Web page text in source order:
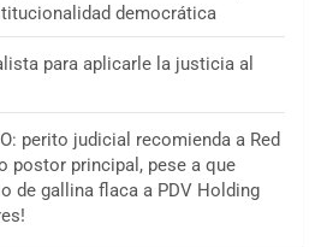
democrática
para aplicarle la justicia al
perito judicial recomienda a Red
postor principal, pese a que
de gallina flaca a PDV Holding